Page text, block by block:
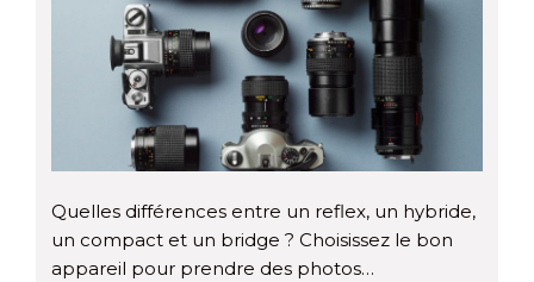
Quelles différences entre un reflex, un hybride,
un compact et un bridge ? Choisissez le bon
appareil pour prendre des photos…